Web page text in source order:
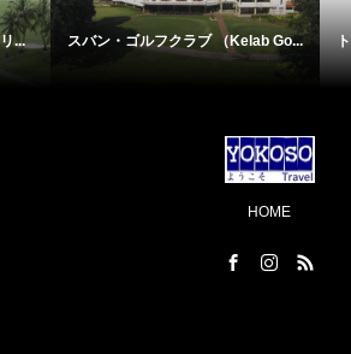
スバン・ゴルフクラブ （Kelab Go... トロピカ
HOME